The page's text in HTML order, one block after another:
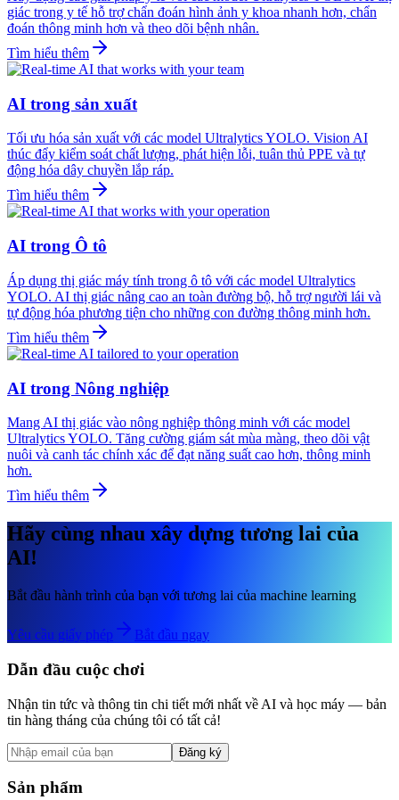
giác trong y tế hỗ trợ chẩn đoán hình ảnh y khoa nhanh hơn, chẩn
đoán thông minh hơn và theo dõi bệnh nhân.
Tìm hiểu thêm
AI trong sản xuất
Tối ưu hóa sản xuất với các model Ultralytics YOLO. Vision AI
thúc đẩy kiểm soát chất lượng, phát hiện lỗi, tuân thủ PPE và tự
động hóa dây chuyền lắp ráp.
Tìm hiểu thêm
AI trong Ô tô
Áp dụng thị giác máy tính trong ô tô với các model Ultralytics
YOLO. AI thị giác nâng cao an toàn đường bộ, hỗ trợ người lái và
tự động hóa phương tiện cho những con đường thông minh hơn.
Tìm hiểu thêm
AI trong Nông nghiệp
Mang AI thị giác vào nông nghiệp thông minh với các model
Ultralytics YOLO. Tăng cường giám sát mùa màng, theo dõi vật
nuôi và canh tác chính xác để đạt năng suất cao hơn, thông minh
hơn.
Tìm hiểu thêm
Hãy cùng nhau xây dựng tương lai của
AI!
Bắt đầu hành trình của bạn với tương lai của machine learning
Yêu cầu giấy phép Bắt đầu ngay
Dẫn đầu cuộc chơi
Nhận tin tức và thông tin chi tiết mới nhất về AI và học máy — bản
tin hàng tháng của chúng tôi có tất cả!
Đăng ký
Sản phẩm